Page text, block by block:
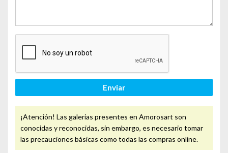
Enviar
¡Atención! Las galerias presentes en Amorosart son
conocidas y reconocidas, sin embargo, es necesario tomar
las precauciones básicas como todas las compras online.